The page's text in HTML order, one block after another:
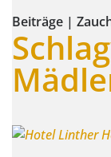
Beiträge |